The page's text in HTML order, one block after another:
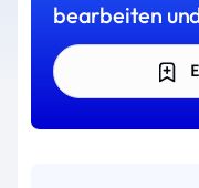
bearbeiten